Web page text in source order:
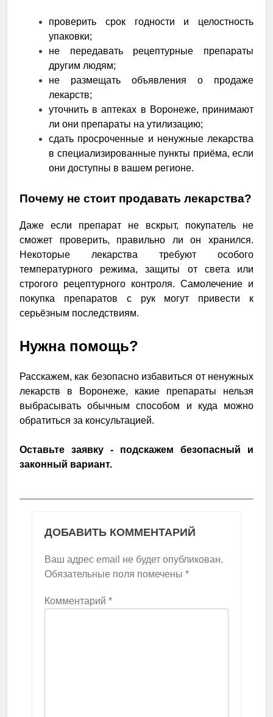
проверить срок годности и целостность
упаковки;
не передавать рецептурные препараты
другим людям;
не размещать объявления о продаже
лекарств;
уточнить в аптеках в Воронеже, принимают
ли они препараты на утилизацию;
сдать просроченные и ненужные лекарства
в специализированные пункты приёма, если
они доступны в вашем регионе.
Почему не стоит продавать лекарства?
Даже если препарат не вскрыт, покупатель не
сможет проверить, правильно ли он хранился.
Некоторые лекарства требуют особого
температурного режима, защиты от света или
строгого рецептурного контроля. Самолечение и
покупка препаратов с рук могут привести к
серьёзным последствиям.
Нужна помощь?
Расскажем, как безопасно избавиться от ненужных
лекарств в Воронеже, какие препараты нельзя
выбрасывать обычным способом и куда можно
обратиться за консультацией.
Оставьте заявку - подскажем безопасный и
законный вариант.
ДОБАВИТЬ КОММЕНТАРИЙ
Ваш адрес email не будет опубликован.
Обязательные поля помечены *
Комментарий *